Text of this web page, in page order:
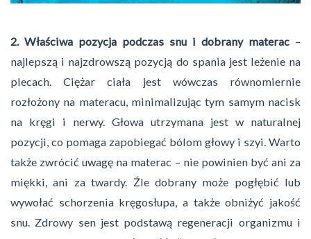
2. Właściwa pozycja podczas snu i dobrany materac –
najlepszą i najzdrowszą pozycją do spania jest leżenie na
plecach. Ciężar ciała jest wówczas równomiernie
rozłożony na materacu, minimalizując tym samym nacisk
na kręgi i nerwy. Głowa utrzymana jest w naturalnej
pozycji, co pomaga zapobiegać bólom głowy i szyi. Warto
także zwrócić uwagę na materac – nie powinien być ani za
miękki, ani za twardy. Źle dobrany może pogłębić lub
wywołać schorzenia kręgosłupa, a także obniżyć jakość
snu. Zdrowy sen jest podstawą regeneracji organizmu i